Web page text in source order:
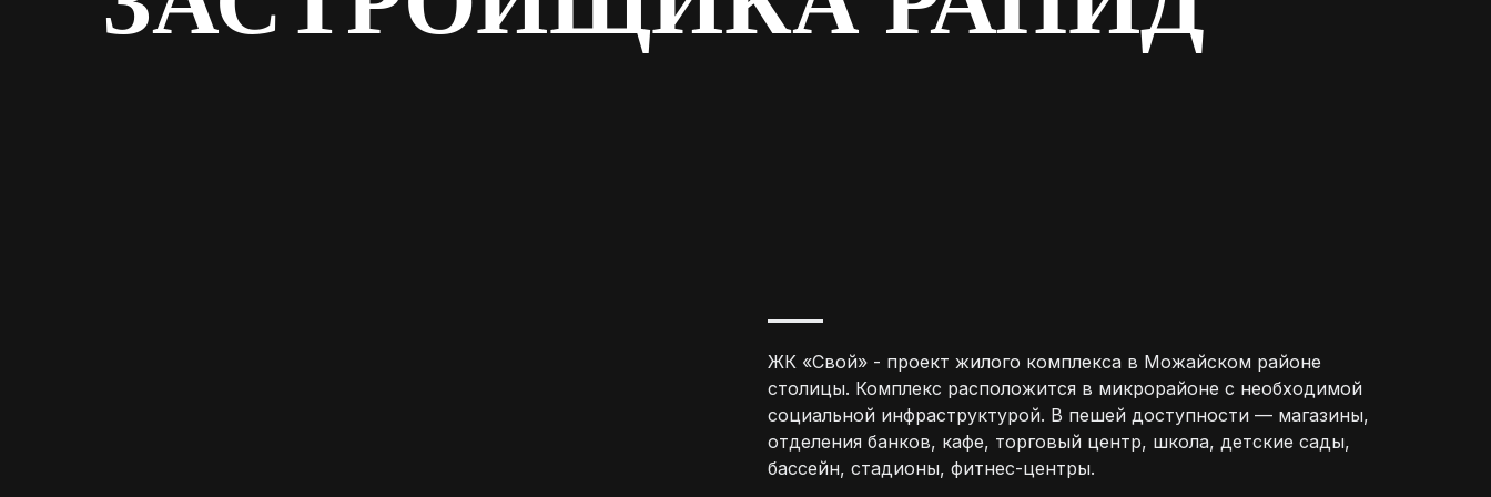
ЖК «Свой» - проект жилого комплекса в Можайском районе
столицы. Комплекс расположится в микрорайоне с необходимой
социальной инфраструктурой. В пешей доступности — магазины,
отделения банков, кафе, торговый центр, школа, детские сады,
бассейн, стадионы, фитнес-центры.